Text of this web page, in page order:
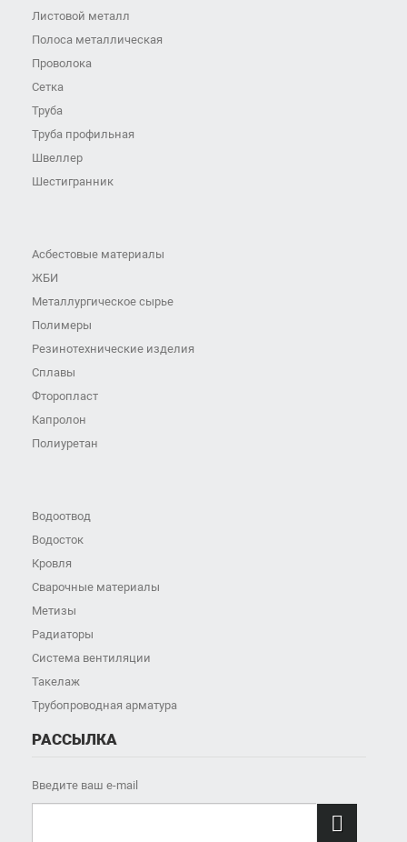
Листовой металл
Полоса металлическая
Проволока
Сетка
Труба
Труба профильная
Швеллер
Шестигранник
Асбестовые материалы
ЖБИ
Металлургическое сырье
Полимеры
Резинотехнические изделия
Сплавы
Фторопласт
Капролон
Полиуретан
Водоотвод
Водосток
Кровля
Сварочные материалы
Метизы
Радиаторы
Система вентиляции
Такелаж
Трубопроводная арматура
РАССЫЛКА
Введите ваш e-mail
